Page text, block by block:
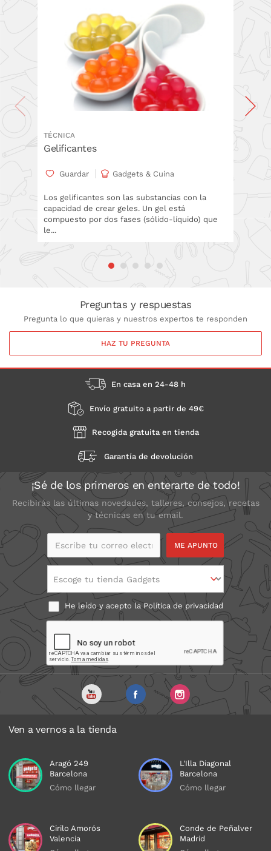
TÉCNICA
Gelificantes
Guardar Gadgets & Cuina
Los gelificantes son las substancias con la
capacidad de crear geles. Un gel está
compuesto por dos fases (sólido-líquido) que
le...
Preguntas y respuestas
Pregunta lo que quieras y nuestros expertos te responden
HAZ TU PREGUNTA
En casa en 24-48 h
Envío gratuito a partir de 49€
Recogida gratuita en tienda
Garantía de devolución
¡Sé de los primeros en enterarte de todo!
Recibirás las últimas novedades, talleres, consejos, recetas
y técnicas en tu email.
Escribe tu correo
Escoge tu tienda Gadgets
He leído y acepto laPolítica de privacidad
Ven a vernos a la tienda
Aragó 249
Barcelona
Cómo llegar
L'Illa Diagonal
Barcelona
Cómo llegar
Cirilo Amorós
Valencia
Conde de Peñalver
Madrid